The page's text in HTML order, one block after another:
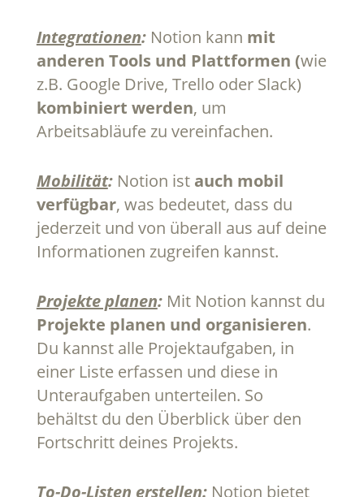
Integrationen:Notion kann mit
anderen Tools und Plattformen (wie
z.B. Google Drive, Trello oder Slack)
kombiniert werden, um
Arbeitsabläufe zu vereinfachen.
Mobilität:Notion ist auch mobil
verfügbar, was bedeutet, dass du
jederzeit und von überall aus auf deine
Informationen zugreifen kannst.
Projekte planen:Mit Notion kannst du
Projekte planen und organisieren.
Du kannst alle Projektaufgaben, in
einer Liste erfassen und diese in
Unteraufgaben unterteilen. So
behältst du den Überblick über den
Fortschritt deines Projekts.
To-Do-Listen erstellen:Notion bietet